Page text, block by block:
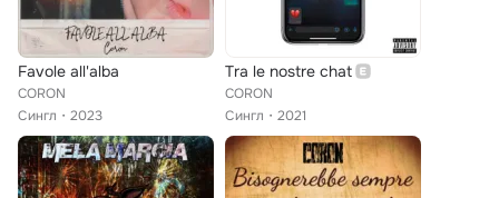
Favole all'alba
CORON
Сингл
2023
Tra le nostre chat
CORON
Сингл
2021